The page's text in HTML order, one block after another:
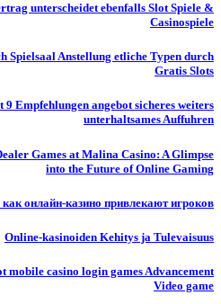
unterscheidet ebenfalls Slot Spiele &
Casinospiele
Spielsaal Anstellung etliche Typen durch
Gratis Slots
9 Empfehlungen angebot sicheres weiters
unterhaltsames Auffuhren
Games at Malina Casino: A Glimpse
into the Future of Online Gaming
онлайн-казино привлекают игроков
Online-kasinoiden Kehitys ja Tulevaisuus
mobile casino login games Advancement
Video game